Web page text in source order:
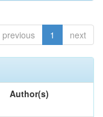
previous 1 next
Author(s)